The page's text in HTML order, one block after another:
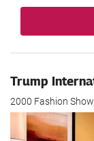
Trump
2000 Fashion